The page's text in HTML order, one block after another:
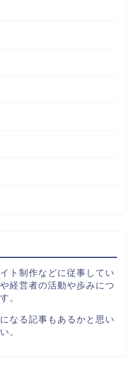
ト制作などに従事してい
経営者の活動や歩みにつ
。
なる記事もあるかと思い
。
イベント